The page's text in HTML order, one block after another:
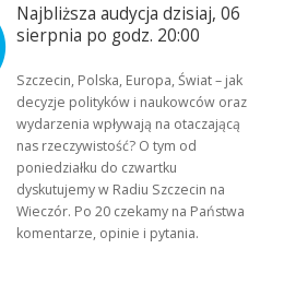
Najbliższa audycja dzisiaj, 06
sierpnia po godz. 20:00
Szczecin, Polska, Europa, Świat – jak
decyzje polityków i naukowców oraz
wydarzenia wpływają na otaczającą
nas rzeczywistość? O tym od
poniedziałku do czwartku
dyskutujemy w Radiu Szczecin na
Wieczór. Po 20 czekamy na Państwa
komentarze, opinie i pytania.